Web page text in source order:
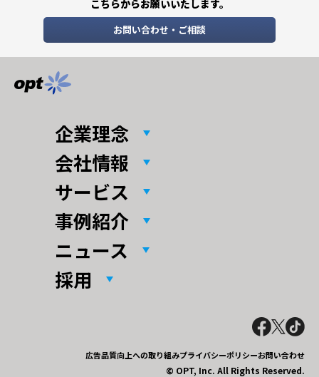
こちらからお願いいたします。
お問い合わせ・ご相談
企業理念
会社情報
サービス
事例紹介
ニュース
採用
広告品質向上への取り組みプライバシーポリシーお問い合わせ
© OPT, Inc. All Rights Reserved.